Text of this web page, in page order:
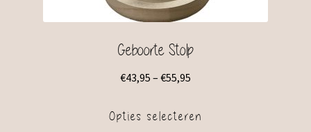
Geboorte Stolp
€43,95 – €55,95
Opties selecteren